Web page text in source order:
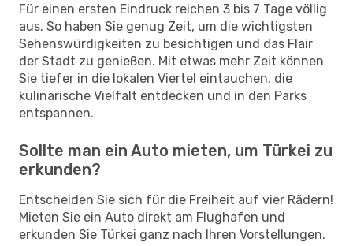
Für einen ersten Eindruck reichen 3 bis 7 Tage völlig
aus. So haben Sie genug Zeit, um die wichtigsten
Sehenswürdigkeiten zu besichtigen und das Flair
der Stadt zu genießen. Mit etwas mehr Zeit können
Sie tiefer in die lokalen Viertel eintauchen, die
kulinarische Vielfalt entdecken und in den Parks
entspannen.
Sollte man ein Auto mieten, um Türkei zu
erkunden?
Entscheiden Sie sich für die Freiheit auf vier Rädern!
Mieten Sie ein Auto direkt am Flughafen und
erkunden Sie Türkei ganz nach Ihren Vorstellungen.